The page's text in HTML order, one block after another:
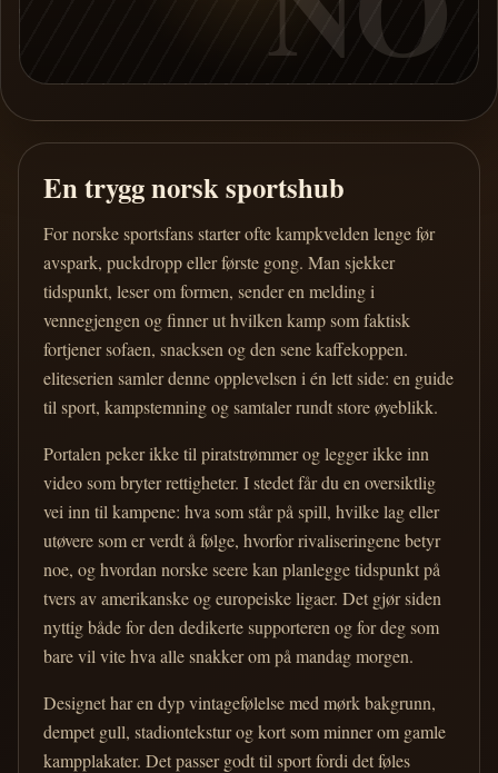
En trygg norsk sportshub
For norske sportsfans starter ofte kampkvelden lenge før
avspark, puckdropp eller første gong. Man sjekker
tidspunkt, leser om formen, sender en melding i
vennegjengen og finner ut hvilken kamp som faktisk
fortjener sofaen, snacksen og den sene kaffekoppen.
eliteserien samler denne opplevelsen i én lett side: en guide
til sport, kampstemning og samtaler rundt store øyeblikk.
Portalen peker ikke til piratstrømmer og legger ikke inn
video som bryter rettigheter. I stedet får du en oversiktlig
vei inn til kampene: hva som står på spill, hvilke lag eller
utøvere som er verdt å følge, hvorfor rivaliseringene betyr
noe, og hvordan norske seere kan planlegge tidspunkt på
tvers av amerikanske og europeiske ligaer. Det gjør siden
nyttig både for den dedikerte supporteren og for deg som
bare vil vite hva alle snakker om på mandag morgen.
Designet har en dyp vintagefølelse med mørk bakgrunn,
dempet gull, stadiontekstur og kort som minner om gamle
kampplakater. Det passer godt til sport fordi det føles